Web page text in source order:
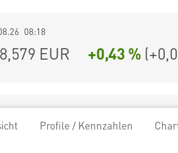
08:18
8,579 EUR +0,43 % (
Profile / Kennzahlen